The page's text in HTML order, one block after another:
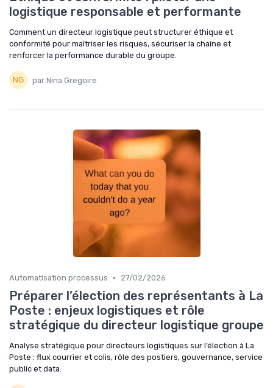
logistique responsable et performante
Comment un directeur logistique peut structurer éthique et
conformité pour maîtriser les risques, sécuriser la chaîne et
renforcer la performance durable du groupe.
par Nina Gregoire
Automatisation processus • 27/02/2026
Préparer l’élection des représentants à La
Poste : enjeux logistiques et rôle
stratégique du directeur logistique groupe
Analyse stratégique pour directeurs logistiques sur l’élection à La
Poste : flux courrier et colis, rôle des postiers, gouvernance, service
public et data.